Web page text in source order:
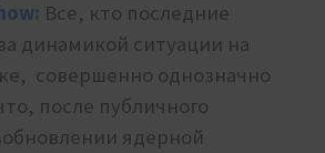
Все, кто последние
динамикой ситуации на
совершенно однозначно
после публичного
ядерной